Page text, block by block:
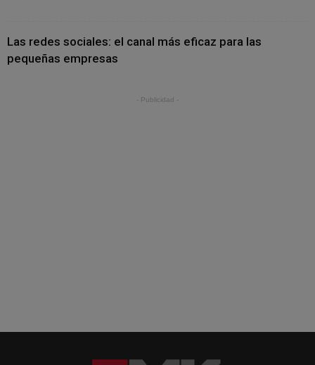
Las redes sociales: el canal más eficaz para las
pequeñas empresas
- Publicidad -